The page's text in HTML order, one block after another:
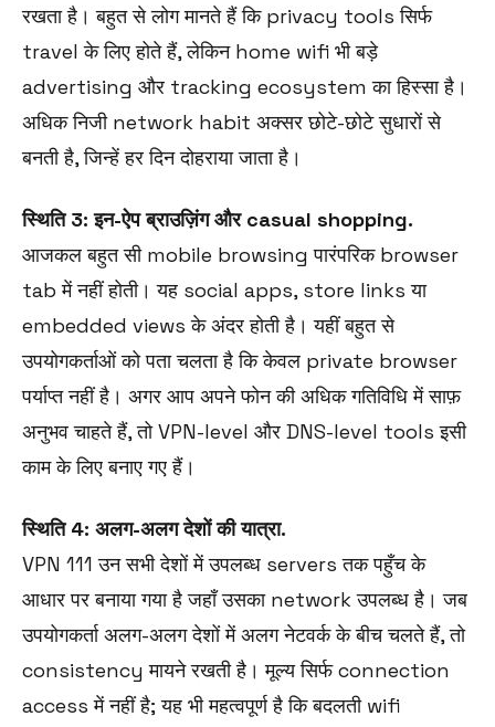
रखता है। बहुत से लोग मानते हैं कि privacy tools सिर्फ
travel के लिए होते हैं, लेकिन home wifi भी बड़े
advertising और tracking ecosystem का हिस्सा है।
अधिक निजी network habit अक्सर छोटे-छोटे सुधारों से
बनती है, जिन्हें हर दिन दोहराया जाता है।
स्थिति 3: इन-ऐप ब्राउज़िंग और casual shopping.
आजकल बहुत सी mobile browsing पारंपरिक browser
tab में नहीं होती। यह social apps, store links या
embedded views के अंदर होती है। यहीं बहुत से
उपयोगकर्ताओं को पता चलता है कि केवल private browser
पर्याप्त नहीं है। अगर आप अपने फोन की अधिक गतिविधि में साफ़
अनुभव चाहते हैं, तो VPN-level और DNS-level tools इसी
काम के लिए बनाए गए हैं।
स्थिति 4: अलग-अलग देशों की यात्रा.
VPN 111 उन सभी देशों में उपलब्ध servers तक पहुँच के
आधार पर बनाया गया है जहाँ उसका network उपलब्ध है। जब
उपयोगकर्ता अलग-अलग देशों में अलग नेटवर्क के बीच चलते हैं, तो
consistency मायने रखती है। मूल्य सिर्फ connection
access में नहीं है; यह भी महत्वपूर्ण है कि बदलती wifi